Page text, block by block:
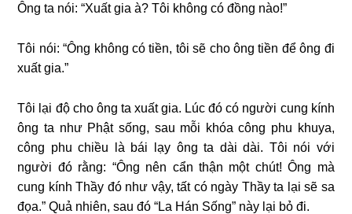
Ông ta nói: “Xuất gia à? Tôi không có đồng nào!”
Tôi nói: “Ông không có tiền, tôi sẽ cho ông tiền để ông đi
xuất gia.”
Tôi lại độ cho ông ta xuất gia. Lúc đó có người cung kính
ông ta như Phật sống, sau mỗi khóa công phu khuya,
công phu chiều là bái lạy ông ta dài dài. Tôi nói với
người đó rằng: “Ông nên cẩn thận một chút! Ông mà
cung kính Thầy đó như vậy, tất có ngày Thầy ta lại sẽ sa
đọa.” Quả nhiên, sau đó “La Hán Sống” này lại bỏ đi.